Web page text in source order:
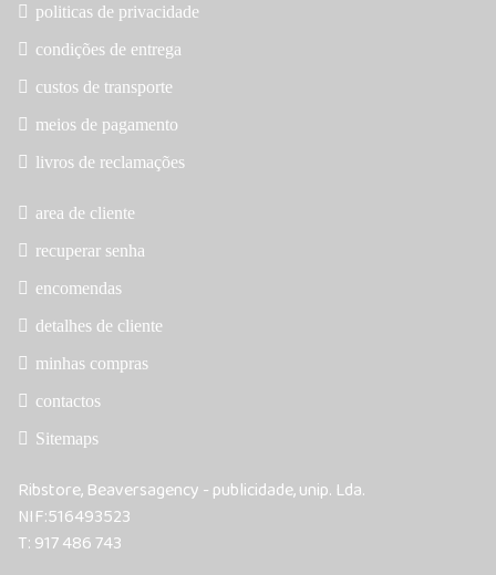
politicas de privacidade
condições de entrega
custos de transporte
meios de pagamento
livros de reclamações
area de cliente
recuperar senha
encomendas
detalhes de cliente
minhas compras
contactos
Sitemaps
Ribstore, Beaversagency - publicidade, unip. Lda.
NIF:516493523
T: 917 486 743